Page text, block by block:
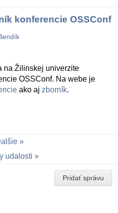
konferencie OSSConf
na Žilinskej univerzite
OSSConf. Na webe je
ako aj zborník.
udalosti
Pridať správu